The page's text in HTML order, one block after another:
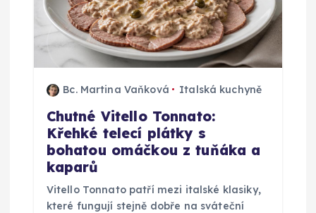
ř
Bc. Martina Vaňková Italská kuchyně
Chutné Vitello Tonnato:
Křehké telecí plátky s
bohatou omáčkou z tuňáka a
kaparů
Vitello Tonnato patří mezi italské klasiky,
které fungují stejně dobře na sváteční